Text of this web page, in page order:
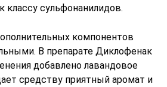
классу сульфонанилидов.
компонентов
В препарате Диклофенак
добавлено лавандовое
средству приятный аромат и